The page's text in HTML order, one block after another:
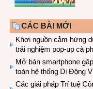
CÁC BÀI MỚI
Khơi nguồn cảm hứng
trải nghiệm pop-up cà
Mở bán smartphone
toàn hệ thống Di Động
Các giải pháp Trí tuệ